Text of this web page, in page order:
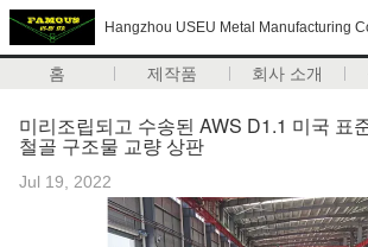
Hangzhou USEU Metal Manufacturing
홈 제작품 회사 소개
미리조립되고 수송된 AWS D1.1 미국 표
철골 구조물 교량 상판
Jul 19, 2022